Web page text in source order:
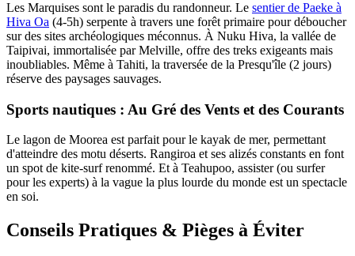
Les Marquises sont le paradis du randonneur. Le sentier de Paeke à
Hiva Oa (4-5h) serpente à travers une forêt primaire pour déboucher
sur des sites archéologiques méconnus. À Nuku Hiva, la vallée de
Taipivai, immortalisée par Melville, offre des treks exigeants mais
inoubliables. Même à Tahiti, la traversée de la Presqu'île (2 jours)
réserve des paysages sauvages.
Sports nautiques : Au Gré des Vents et des Courants
Le lagon de Moorea est parfait pour le kayak de mer, permettant
d'atteindre des motu déserts. Rangiroa et ses alizés constants en font
un spot de kite-surf renommé. Et à Teahupoo, assister (ou surfer
pour les experts) à la vague la plus lourde du monde est un spectacle
en soi.
Conseils Pratiques & Pièges à Éviter